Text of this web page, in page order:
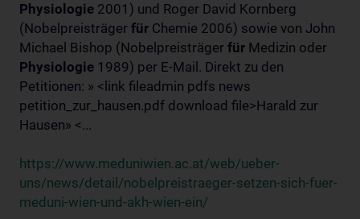
Physiologie 2001) und Roger David Kornberg
(Nobelpreisträger für Chemie 2006) sowie von John
Michael Bishop (Nobelpreisträger für Medizin oder
Physiologie 1989) per E-Mail. Direkt zu den
Petitionen: » <link fileadmin pdfs news
petition_zur_hausen.pdf download file>Harald zur
Hausen» <...
https://www.meduniwien.ac.at/web/ueber-
uns/news/detail/nobelpreistraeger-setzen-sich-fuer-
meduni-wien-und-akh-wien-ein/